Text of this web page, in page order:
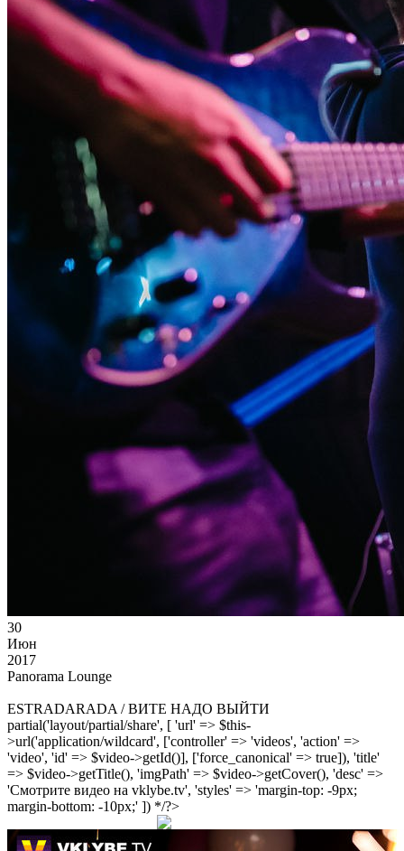
30
Июн
2017
Panorama Lounge
ESTRADARADA / ВИТЕ НАДО ВЫЙТИ
partial('layout/partial/share', [ 'url' => $this-
>url('application/wildcard', ['controller' => 'videos', 'action' =>
'video', 'id' => $video->getId()], ['force_canonical' => true]), 'title'
=> $video->getTitle(), 'imgPath' => $video->getCover(), 'desc' =>
'Смотрите видео на vklybe.tv', 'styles' => 'margin-top: -9px;
margin-bottom: -10px;' ]) */?>